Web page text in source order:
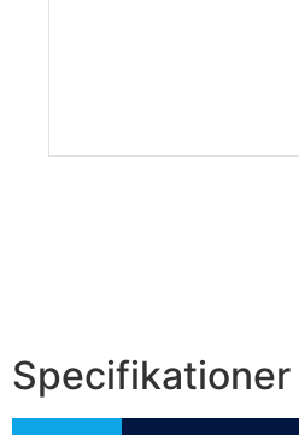
Specifikationer